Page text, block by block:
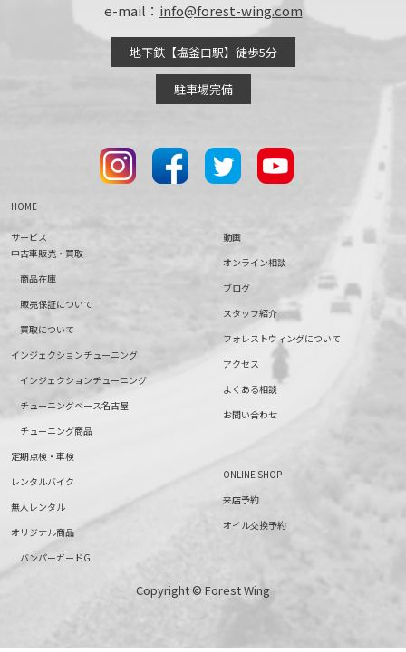
e-mail： info@forest-wing.com
地下鉄【塩釜口駅】徒歩5分
駐車場完備
HOME
サービス
中古車販売・買取
商品在庫
販売保証について
買取について
インジェクションチューニング
インジェクションチューニング
チューニングベース名古屋
チューニング商品
定期点検・車検
レンタルバイク
無人レンタル
オリジナル商品
バンパーガードG
動画
オンライン相談
ブログ
スタッフ紹介
フォレストウィングについて
アクセス
よくある相談
お問い合わせ
ONLINE SHOP
来店予約
オイル交換予約
Copyright © Forest Wing